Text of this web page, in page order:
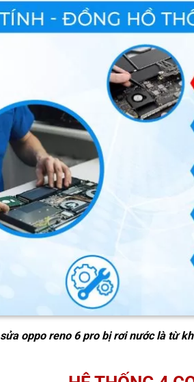
sửa oppo reno 6 pro bị rơi nướclà từ